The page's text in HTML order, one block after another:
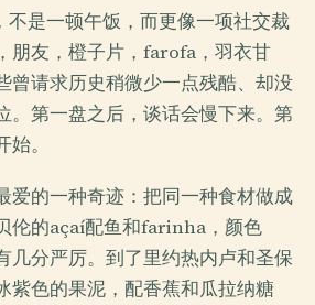
不是一顿午饭，而更像一项社交裁
朋友，橙子片，farofa，羽衣甘
曾请求历史稍微少一点残酷、却没
。第一盘之后，谈话会慢下来。第
。
爱的一种奇迹：把同一种食材做成
伦的açaí配鱼和farinha，颜色
几分严厉。到了里约热内卢和圣保
紫色的果泥，配香蕉和瓜拉纳糖